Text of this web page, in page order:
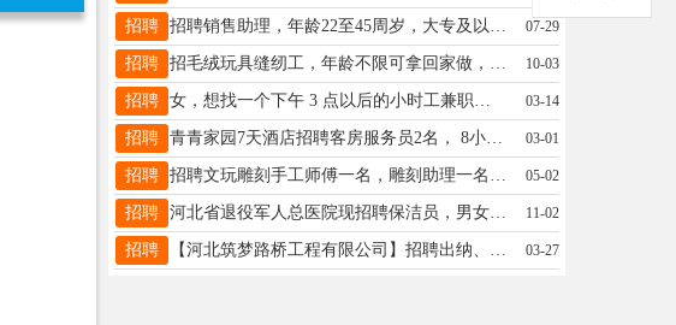
招聘 招聘销售助理，年龄22至45周岁，大专及以上学历。待遇：2600+绩效+旅游+三险电话：03192345656 07-29
招聘 招毛绒玩具缝纫工，年龄不限可拿回家做，联系电话:15130983020信 10-03
招聘 女，想找一个下午 3 点以后的小时工兼职。电话18931946357 03-14
招聘 青青家园7天酒店招聘客房服务员2名， 8小时工作制，有餐补，公休4天，工资3000左右。电话：18233995657 03-01
招聘 招聘文玩雕刻手工师傅一名，雕刻助理一名负责打孔磨籽，文玩抖音客服一名，早九晚六在亿德隆，联系方式18617432555 05-02
招聘 河北省退役军人总医院现招聘保洁员，男女均可，可提供休息地方，联系电话：15933690706 11-02
招聘 【河北筑梦路桥工程有限公司】招聘出纳、前台、有经验者优先，联系电话：18531912305（微信同步） 03-27